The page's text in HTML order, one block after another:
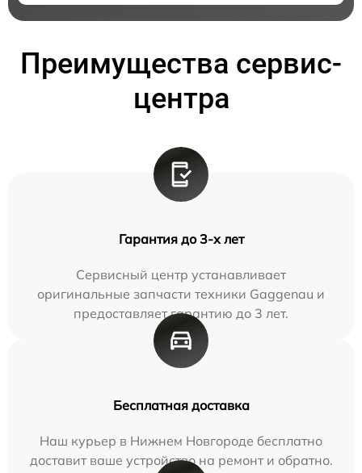
Преимущества сервис-
центра
Гарантия до 3-х лет
Сервисный центр устанавливает
оригинальные запчасти техники Gaggenau и
предоставляет гарантию до 3 лет.
Бесплатная доставка
Наш курьер в Нижнем Новгороде бесплатно
доставит ваше устройство на ремонт и обратно.